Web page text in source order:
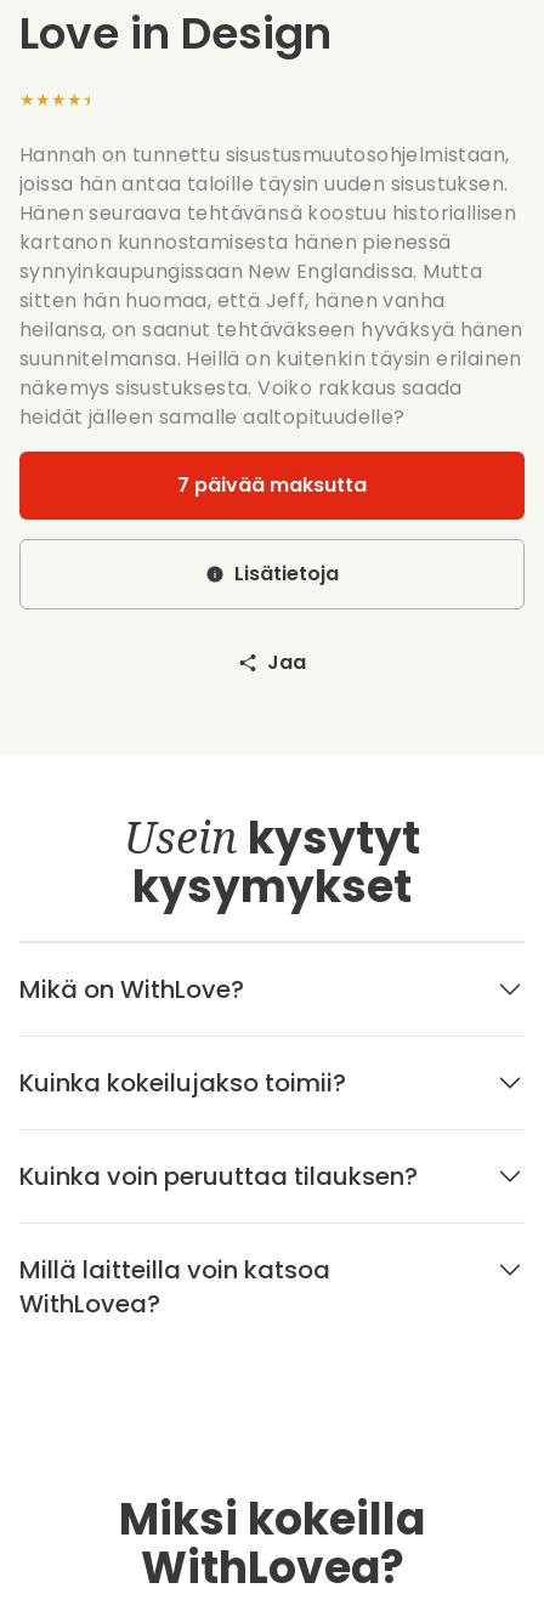
Love in Design
★★★★★
Hannah on tunnettu sisustusmuutosohjelmistaan,
joissa hän antaa taloille täysin uuden sisustuksen.
Hänen seuraava tehtävänsä koostuu historiallisen
kartanon kunnostamisesta hänen pienessä
synnyinkaupungissaan New Englandissa. Mutta
sitten hän huomaa, että Jeff, hänen vanha
heilansa, on saanut tehtäväkseen hyväksyä hänen
suunnitelmansa. Heillä on kuitenkin täysin erilainen
näkemys sisustuksesta. Voiko rakkaus saada
heidät jälleen samalle aaltopituudelle?
7 päivää maksutta
Lisätietoja
Jaa
Usein kysytyt
kysymykset
Mikä on WithLove?
Kuinka kokeilujakso toimii?
Kuinka voin peruuttaa tilauksen?
Millä laitteilla voin katsoa
WithLovea?
Miksi kokeilla
WithLovea?